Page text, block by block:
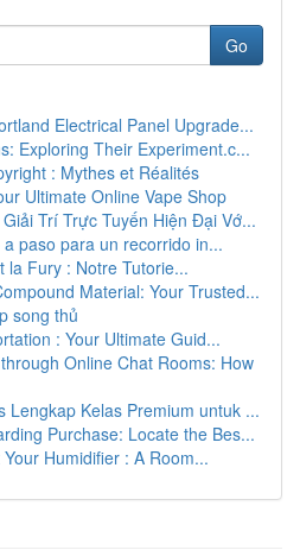
Go
Electrical Panel Upgrade...
Exploring Their Experiment.c...
: Mythes et Réalités
Ultimate Online Vape Shop
Trí Trực Tuyến Hiện Đại Vớ...
paso para un recorrido in...
la Fury : Notre Tutorie...
Material: Your Trusted...
song thủ
: Your Ultimate Guid...
Online Chat Rooms: How
Lengkap Kelas Premium untuk ...
Purchase: Locate the Bes...
Humidifier : A Room...